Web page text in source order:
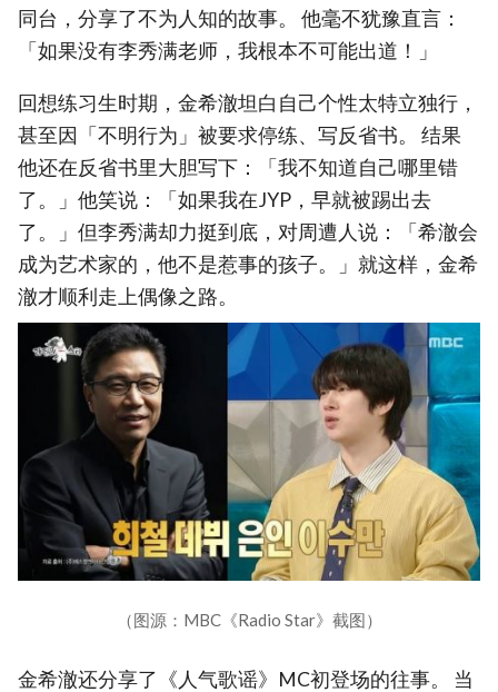
同台，分享了不为人知的故事。 他毫不犹豫直言：
「如果没有李秀满老师，我根本不可能出道！」
回想练习生时期，金希澈坦白自己个性太特立独行，
甚至因「不明行为」被要求停练、写反省书。 结果
他还在反省书里大胆写下：「我不知道自己哪里错
了。」他笑说：「如果我在JYP，早就被踢出去
了。」但李秀满却力挺到底，对周遭人说：「希澈会
成为艺术家的，他不是惹事的孩子。」就这样，金希
澈才顺利走上偶像之路。
（图源：MBC《Radio Star》截图）
金希澈还分享了《人气歌谣》MC初登场的往事。 当